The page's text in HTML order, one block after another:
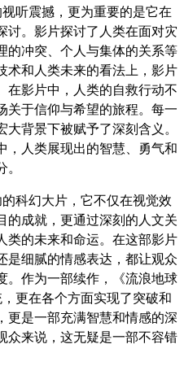
听震撼，更为重要的是它在
讨。影片探讨了人类在面对灾
的冲突、个人与集体的关系等
术和人类未来的看法上，影片
在影片中，人类的自救行动不
关于信仰与希望的旅程。每一
背景下被赋予了深刻含义。
，人类展现出的智慧、勇气和
科幻大片，它不仅在视觉效
的成就，更通过深刻的人文关
类的未来和命运。在这部影片
是细腻的情感表达，都让观众
。作为一部续作，《流浪地球
更在各个方面实现了突破和
更是一部充满智慧和情感的深
众来说，这无疑是一部不容错